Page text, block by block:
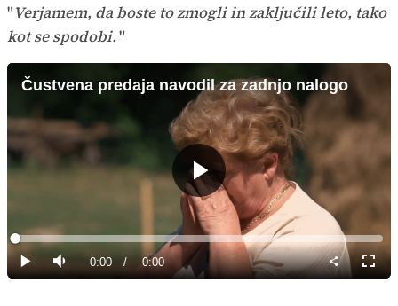
"Verjamem, da boste to zmogli in zaključili leto, tako
kot se spodobi."
Čustvena predaja navodil za zadnjo nalogo
Predvajaj
PredvajajTiho Current
0:00 / Duration
0:00
Loaded:
0%
način